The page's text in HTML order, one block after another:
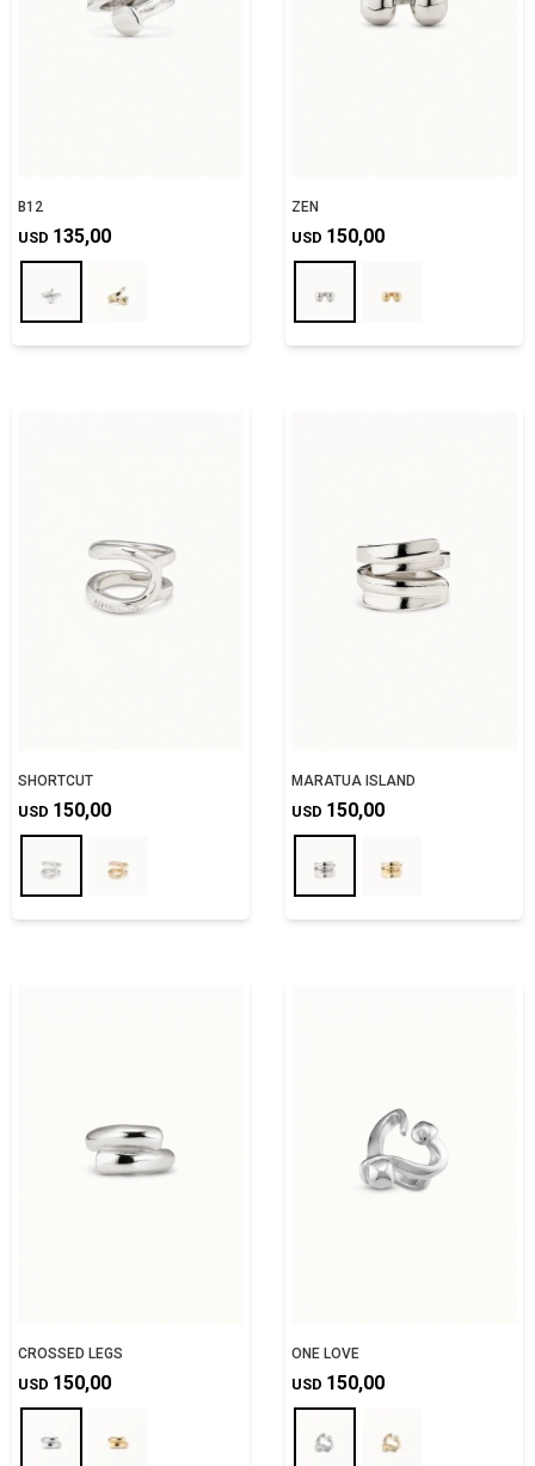
B12
USD 135,00
ZEN
USD 150,00
SHORTCUT
USD 150,00
MARATUA ISLAND
USD 150,00
CROSSED LEGS
USD 150,00
ONE LOVE
USD 150,00